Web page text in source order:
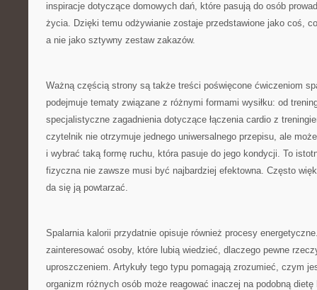
inspiracje dotyczące domowych dań, które pasują do osób
życia. Dzięki temu odżywianie zostaje przedstawione jako coś,
a nie jako sztywny zestaw zakazów.
Ważną częścią strony są także treści poświęcone ćwiczeniom
podejmuje tematy związane z różnymi formami wysiłku: od
specjalistyczne zagadnienia dotyczące łączenia cardio z
czytelnik nie otrzymuje jednego uniwersalnego przepisu, ale
i wybrać taką formę ruchu, która pasuje do jego kondycji. To
fizyczna nie zawsze musi być najbardziej efektowna. Często
da się ją powtarzać.
Spalarnia kalorii przydatnie opisuje również procesy
zainteresować osoby, które lubią wiedzieć, dlaczego pewne
uproszczeniem. Artykuły tego typu pomagają zrozumieć, czym
organizm różnych osób może reagować inaczej na podobną